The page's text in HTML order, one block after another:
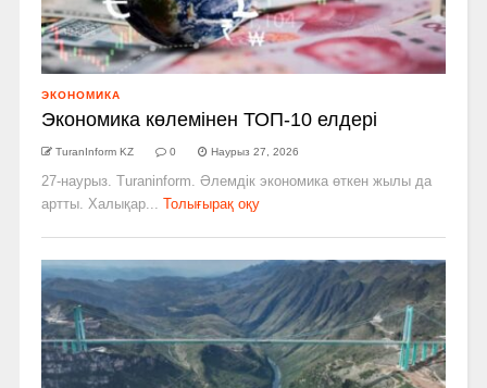
ЭКОНОМИКА
Экономика көлемінен ТОП-10 елдері
TuranInform KZ 0 Наурыз 27, 2026
27-наурыз. Turaninform. Әлемдік экономика өткен жылы да
артты. Халықар...
Толығырақ оқу